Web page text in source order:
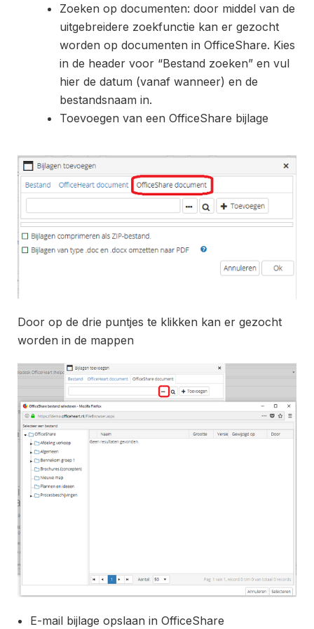
Zoeken op documenten: door middel van de
uitgebreidere zoekfunctie kan er gezocht
worden op documenten in OfficeShare. Kies
in de header voor “Bestand zoeken” en vul
hier de datum (vanaf wanneer) en de
bestandsnaam in.
Toevoegen van een OfficeShare bijlage
Door op de drie puntjes te klikken kan er gezocht
worden in de mappen
E-mail bijlage opslaan in OfficeShare